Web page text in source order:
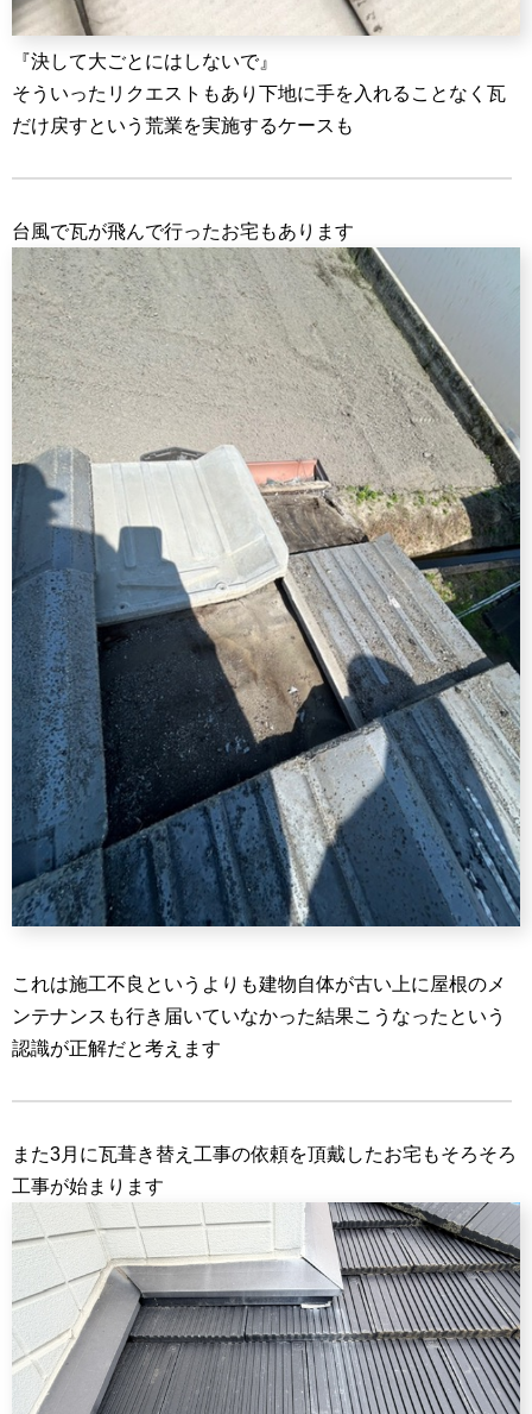
『決して大ごとにはしないで』
そういったリクエストもあり下地に手を入れることなく瓦
だけ戻すという荒業を実施するケースも
台風で瓦が飛んで行ったお宅もあります
これは施工不良というよりも建物自体が古い上に屋根のメ
ンテナンスも行き届いていなかった結果こうなったという
認識が正解だと考えます
また3月に瓦葺き替え工事の依頼を頂戴したお宅もそろそろ
工事が始まります